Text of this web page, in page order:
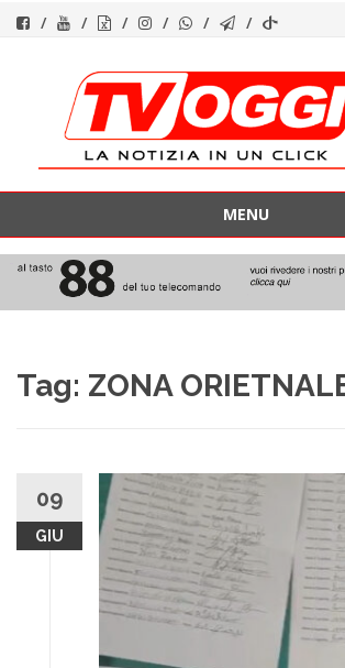
contenuto
MENU
contenuto
Tag: ZONA
09
GIU